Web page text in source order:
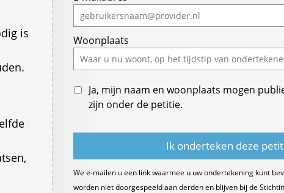
is
Woonplaats
Ja, mijn naam en woonplaats mogen
zijn onder de petitie.
We e-mailen u een link waarmee u uw ondertekening kunt
worden niet doorgespeeld aan derden en blijven bij de